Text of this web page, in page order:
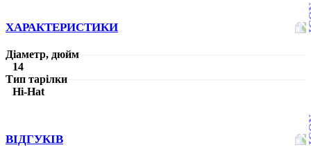
ХАРАКТЕРИСТИКИ
Діаметр, дюйм
14
Тип тарілки
Hi-Hat
ВІДГУКІВ